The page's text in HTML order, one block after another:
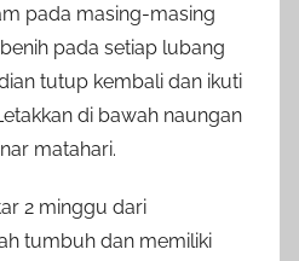
pada masing-masing
pada setiap lubang
tutup kembali dan ikuti
di bawah naungan
matahari.
2 minggu dari
tumbuh dan memiliki